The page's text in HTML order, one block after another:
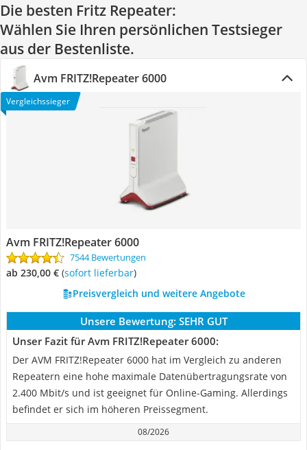
Die besten Fritz Repeater:
Wählen Sie Ihren persönlichen Testsieger
aus der Bestenliste.
Avm FRITZ!Repeater 6000
Vergleichssieger
Avm FRITZ!Repeater 6000
7544 Bewertungen
ab 230,00 € ( Sofort lieferbar)
Preisvergleich und weitere Angebote
Unsere Bewertung: SEHR GUT
Unser Fazit für Avm FRITZ!Repeater 6000:
Der AVM FRITZ!Repeater 6000 hat im Vergleich zu anderen
Repeatern eine hohe maximale Datenübertragungsrate von
2.400 Mbit/s und ist geeignet für Online-Gaming. Allerdings
befindet er sich im höheren Preissegment.
08/2026